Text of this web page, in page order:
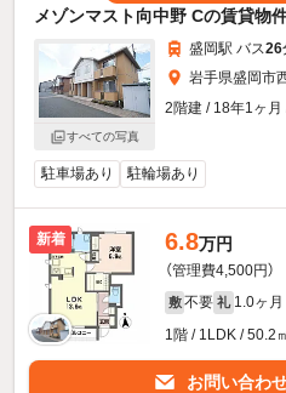
メゾンマスト向中野 Cの賃貸物
すべての写真
盛岡駅 バス26
岩手県盛岡市
2階建 / 18年1ヶ月
駐車場あり 駐輪場あり
新着 6.8万円
（管理費4,500円）
敷 不要 礼 1.0ヶ月
1階 / 1LDK / 50.2
お問い合わ